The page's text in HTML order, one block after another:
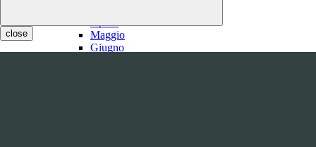
close
Maggio
Giugno